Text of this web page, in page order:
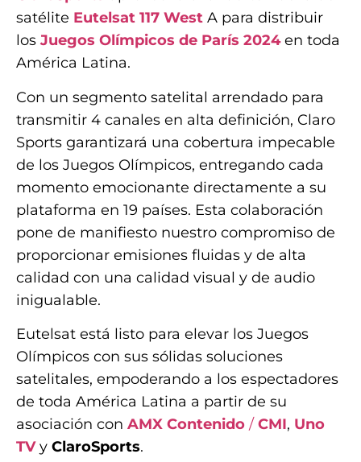
satélite Eutelsat 117 West A para distribuir
los Juegos Olímpicos de París 2024en toda
América Latina.
Con un segmento satelital arrendado para
transmitir 4 canales en alta definición, Claro
Sports garantizará una cobertura impecable
de los Juegos Olímpicos, entregando cada
momento emocionante directamente a su
plataforma en 19 países. Esta colaboración
pone de manifiesto nuestro compromiso de
proporcionar emisiones fluidas y de alta
calidad con una calidad visual y de audio
inigualable.
Eutelsat está listo para elevar los Juegos
Olímpicos con sus sólidas soluciones
satelitales, empoderando a los espectadores
de toda América Latina a partir de su
asociación con AMX Contenido / CMI, Uno
TVy ClaroSports.